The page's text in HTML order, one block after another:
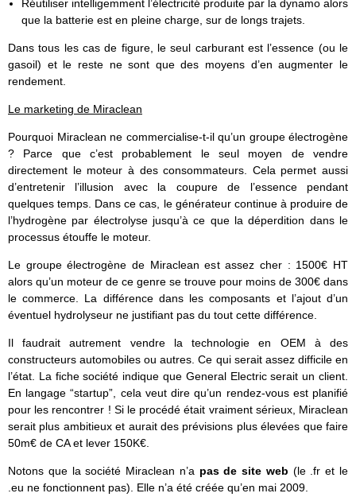
Réutiliser intelligemment l’électricité produite par la dynamo alors
que la batterie est en pleine charge, sur de longs trajets.
Dans tous les cas de figure, le seul carburant est l’essence (ou le
gasoil) et le reste ne sont que des moyens d’en augmenter le
rendement.
Le marketing de Miraclean
Pourquoi Miraclean ne commercialise-t-il qu’un groupe électrogène
? Parce que c’est probablement le seul moyen de vendre
directement le moteur à des consommateurs. Cela permet aussi
d’entretenir l’illusion avec la coupure de l’essence pendant
quelques temps. Dans ce cas, le générateur continue à produire de
l’hydrogène par électrolyse jusqu’à ce que la déperdition dans le
processus étouffe le moteur.
Le groupe électrogène de Miraclean est assez cher : 1500€ HT
alors qu’un moteur de ce genre se trouve pour moins de 300€ dans
le commerce. La différence dans les composants et l’ajout d’un
éventuel hydrolyseur ne justifiant pas du tout cette différence.
Il faudrait autrement vendre la technologie en OEM à des
constructeurs automobiles ou autres. Ce qui serait assez difficile en
l’état. La fiche société indique que General Electric serait un client.
En langage “startup”, cela veut dire qu’un rendez-vous est planifié
pour les rencontrer ! Si le procédé était vraiment sérieux, Miraclean
serait plus ambitieux et aurait des prévisions plus élevées que faire
50m€ de CA et lever 150K€.
Notons que la société Miraclean n’a pas de site web (le .fr et le
.eu ne fonctionnent pas). Elle n’a été créée qu’en mai 2009.